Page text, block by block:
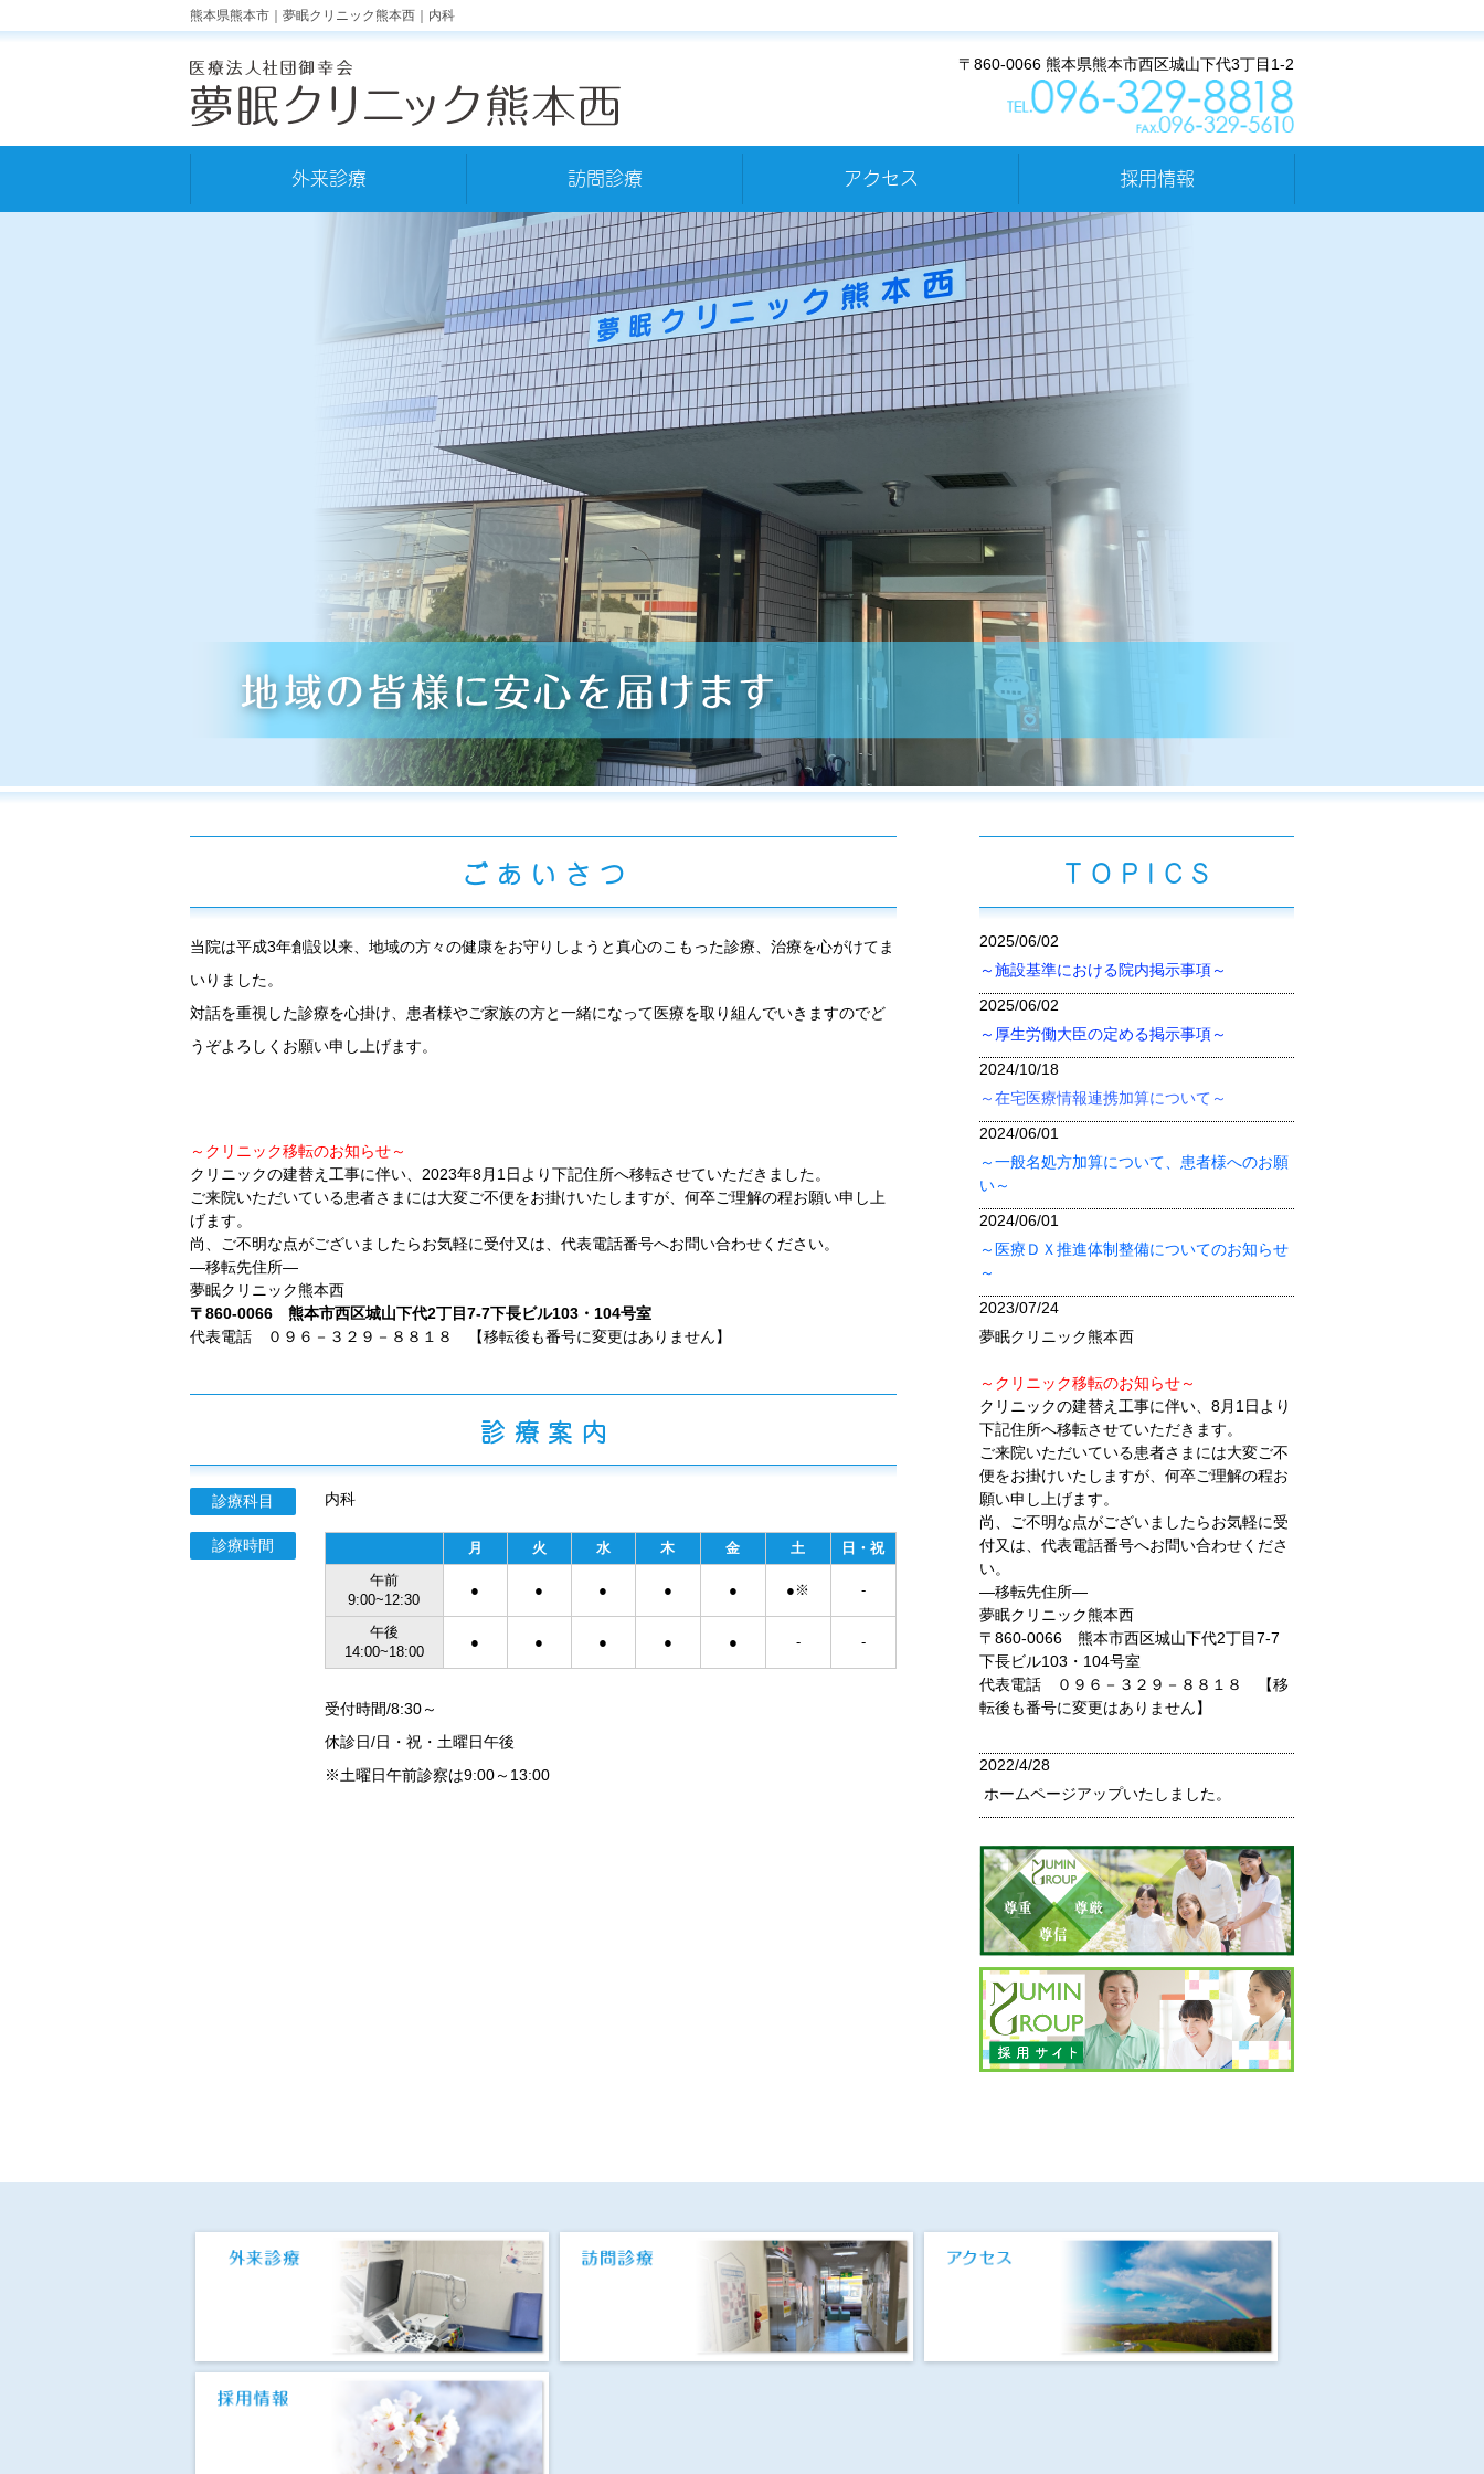
熊本県熊本市｜夢眠クリニック熊本西｜内科
〒860-0066 熊本県熊本市西区城山下代3丁目1-2
外来診療 訪問診療 アクセス 採用情報
ごあいさつ
当院は平成3年創設以来、地域の方々の健康をお守りしようと真心のこもった診療、治療を心がけてま
いりました。
対話を重視した診療を心掛け、患者様やご家族の方と一緒になって医療を取り組んでいきますのでど
うぞよろしくお願い申し上げます。
～クリニック移転のお知らせ～
クリニックの建替え工事に伴い、2023年8月1日より下記住所へ移転させていただきました。
ご来院いただいている患者さまには大変ご不便をお掛けいたしますが、何卒ご理解の程お願い申し上
げます。
尚、ご不明な点がございましたらお気軽に受付又は、代表電話番号へお問い合わせください。
―移転先住所―
夢眠クリニック熊本西
〒860-0066 熊本市西区城山下代2丁目7-7下長ビル103・104号室
代表電話 ０９６－３２９－８８１８ 【移転後も番号に変更はありません】
診療案内
診療科目 内科
診療時間 月 火 水 木 金 土 日・祝
午前
9:00~12:30
● ● ● ● ● ●※ -
午後
14:00~18:00
● ● ● ● ● - -
受付時間/8:30～
休診日/日・祝・土曜日午後
※土曜日午前診察は9:00～13:00
TOPICS
2025/06/02
～施設基準における院内掲示事項～
2025/06/02
～厚生労働大臣の定める掲示事項～
2024/10/18
～在宅医療情報連携加算について～
2024/06/01
～一般名処方加算について、患者様へのお願
い～
2024/06/01
～医療ＤＸ推進体制整備についてのお知らせ
～
2023/07/24
夢眠クリニック熊本西
～クリニック移転のお知らせ～
クリニックの建替え工事に伴い、8月1日より
下記住所へ移転させていただきます。
ご来院いただいている患者さまには大変ご不
便をお掛けいたしますが、何卒ご理解の程お
願い申し上げます。
尚、ご不明な点がございましたらお気軽に受
付又は、代表電話番号へお問い合わせくださ
い。
―移転先住所―
夢眠クリニック熊本西
〒860-0066 熊本市西区城山下代2丁目7-7
下長ビル103・104号室
代表電話 ０９６－３２９－８８１８ 【移
転後も番号に変更はありません】
2022/4/28
ホームページアップいたしました。